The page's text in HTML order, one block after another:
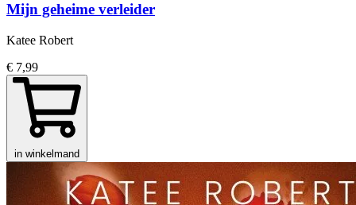
Mijn geheime verleider
Katee Robert
€ 7,99
in winkelmand